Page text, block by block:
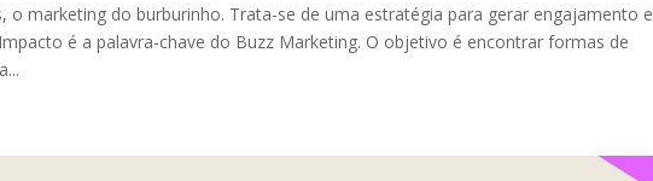
o marketing do burburinho. Trata-se de uma estratégia para gerar engajamento e
é a palavra-chave do Buzz Marketing. O objetivo é encontrar formas de